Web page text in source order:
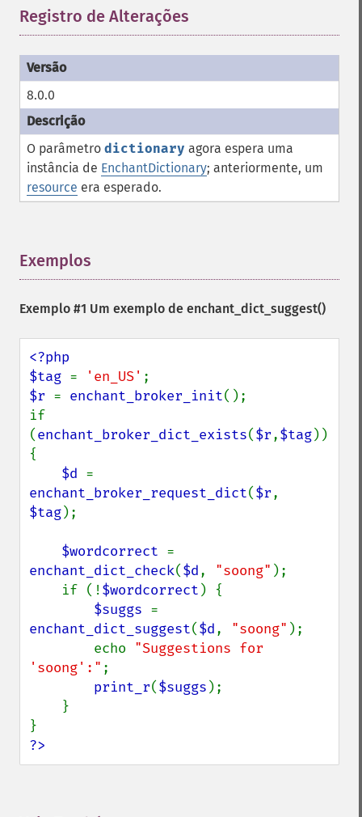
Registro de Alterações
8.0.0
O parâmetro dictionary agora espera uma
instância de EnchantDictionary; anteriormente, um
resource era esperado.
Exemplos
Exemplo #1 Um exemplo de enchant_dict_suggest()
<?php
$tag = 'en_US'
$r = enchant_broker_init();
if
(enchant_broker_dict_exists($r,$tag))
{
$d
enchant_broker_request_dict($r
$tag);
$wordcorrect
enchant_dict_check($d, "soong" );
    if (!
$wordcorrect ) {
$suggs
enchant_dict_suggest($d, "soong" );
        echo
"Suggestions for
'soong':" ;
print_r($suggs );
?>